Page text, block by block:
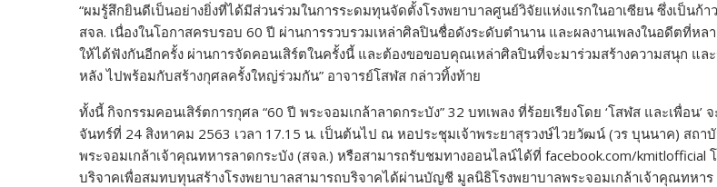
“ผมรู้สึกยินดีเป็นอย่างยิ่งที่ได้มีส่วนร่วมในการระดมทุนจัดตั้งโรงพยาบาลศูนย์วิจัยแห่งแรกในอาเซียน ซึ่งเป็นก้
สจล. เนื่องในโอกาสครบรอบ 60 ปี ผ่านการรวบรวมเหล่าศิลปินชื่อดังระดับตำนาน และผลงานเพลงในอดีตที่หล
ให้ได้ฟังกันอีกครั้ง ผ่านการจัดคอนเสิร์ตในครั้งนี้ และต้องขอขอบคุณเหล่าศิลปินที่จะมาร่วมสร้างความสนุก แล
หลัง ไปพร้อมกับสร้างกุศลครั้งใหญ่ร่วมกัน” อาจารย์โสฬส กล่าวทิ้งท้าย
ทั้งนี้ กิจกรรมคอนเสิร์ตการกุศล “60 ปี พระจอมเกล้าลาดกระบัง” 32 บทเพลง ที่ร้อยเรียงโดย ‘โสฬส และเพื่อน’
จันทร์ที่ 24 สิงหาคม 2563 เวลา 17.15 น. เป็นต้นไป ณ หอประชุมเจ้าพระยาสุรวงษ์ไวยวัฒน์ (วร บุนนาค) สถา
พระจอมเกล้าเจ้าคุณทหารลาดกระบัง (สจล.) หรือสามารถรับชมทางออนไลน์ได้ที่ facebook.com/kmitlofficial
บริจาคเพื่อสมทบทุนสร้างโรงพยาบาลสามารถบริจาคได้ผ่านบัญชี มูลนิธิโรงพยาบาลพระจอมเกล้าเจ้าคุณทหาร